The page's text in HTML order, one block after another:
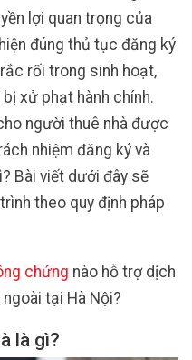
lợi quan trọng của
đúng thủ tục đăng ký
rối trong sinh hoạt,
xử phạt hành chính.
người thuê nhà được
nhiệm đăng ký và
Bài viết dưới đây sẽ
theo quy định pháp
chứng nào hỗ trợ dịch
tại Hà Nội?
là gì?